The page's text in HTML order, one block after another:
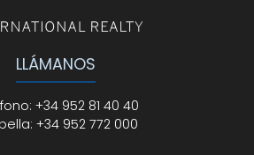
LLÁMANOS
: +34 952 81 40 40
+34 952 772 000